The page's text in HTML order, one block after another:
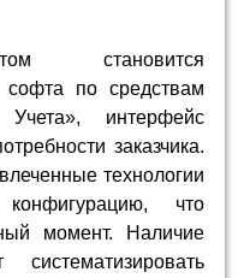
становится
софта по средствам
интерфейс
заказчика.
технологии
что
момент. Наличие